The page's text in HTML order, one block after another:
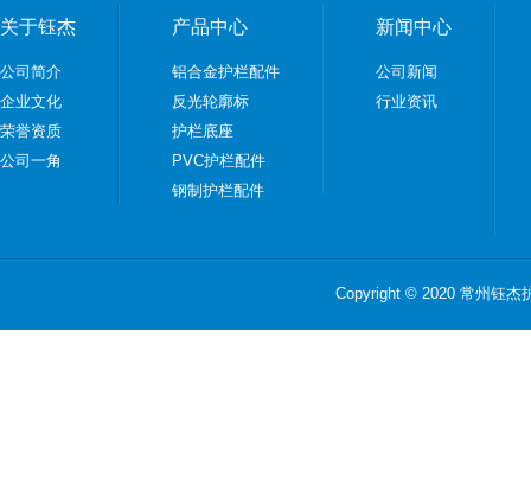
关于钰杰
公司简介
企业文化
荣誉资质
公司一角
产品中心
铝合金护栏配件
反光轮廓标
护栏底座
PVC护栏配件
钢制护栏配件
新闻中心
公司新闻
行业资讯
Copyright © 2020 常州钰